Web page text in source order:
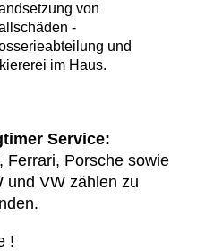
von
-
und
im Haus.
Service:
Ferrari, Porsche sowie
und VW zählen zu
!